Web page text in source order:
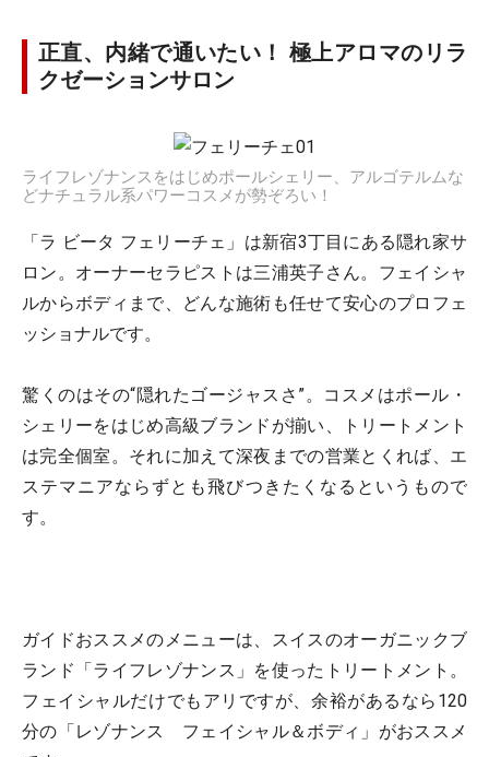
正直、内緒で通いたい！ 極上アロマのリラ
クゼーションサロン
ライフレゾナンスをはじめポールシェリー、アルゴテルムな
どナチュラル系パワーコスメが勢ぞろい！
「ラ ビータ フェリーチェ」は新宿3丁目にある隠れ家サ
ロン。オーナーセラピストは三浦英子さん。フェイシャ
ルからボディまで、どんな施術も任せて安心のプロフェ
ッショナルです。
驚くのはその“隠れたゴージャスさ”。コスメはポール・
シェリーをはじめ高級ブランドが揃い、トリートメント
は完全個室。それに加えて深夜までの営業とくれば、エ
ステマニアならずとも飛びつきたくなるというもので
す。
ガイドおススメのメニューは、スイスのオーガニックブ
ランド「ライフレゾナンス」を使ったトリートメント。
フェイシャルだけでもアリですが、余裕があるなら120
分の「レゾナンス フェイシャル＆ボディ」がおススメ